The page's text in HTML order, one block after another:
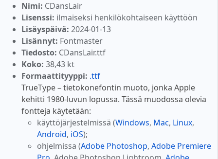
Nimi: CDansLair
Lisenssi: ilmaiseksi henkilökohtaiseen käyttöön
Lisäyspäivä: 2024-01-13
Lisännyt: Fontmaster
Tiedosto: CDansLair.ttf
Koko: 38,43 kt
Formaattityyppi: .ttf
TrueType – tietokonefontin muoto, jonka Apple
kehitti 1980-luvun lopussa. Tässä muodossa olevia
fontteja käytetään:
käyttöjärjestelmissä (Windows, Mac, Linux,
Android, iOS);
ohjelmissa (Adobe Photoshop, Adobe Premiere